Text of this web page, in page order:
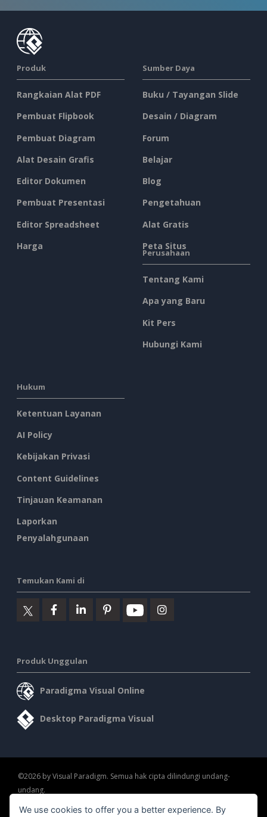
Produk
Rangkaian Alat PDF
Pembuat Flipbook
Pembuat Diagram
Alat Desain Grafis
Editor Dokumen
Pembuat Presentasi
Editor Spreadsheet
Harga
Sumber Daya
Buku / Tayangan Slide
Desain / Diagram
Forum
Belajar
Blog
Pengetahuan
Alat Gratis
Peta Situs
Perusahaan
Tentang Kami
Apa yang Baru
Kit Pers
Hubungi Kami
Hukum
Ketentuan Layanan
AI Policy
Kebijakan Privasi
Content Guidelines
Tinjauan Keamanan
Laporkan
Penyalahgunaan
Temukan Kami di
Produk Unggulan
Paradigma Visual Online
Desktop Paradigma Visual
©2026 by Visual Paradigm. Semua hak cipta dilindungi undang-
undang.
We use cookies to offer you a better experience. By